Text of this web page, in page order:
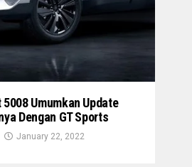
5008 Umumkan Update
Dengan GT Sports
January 22, 2022